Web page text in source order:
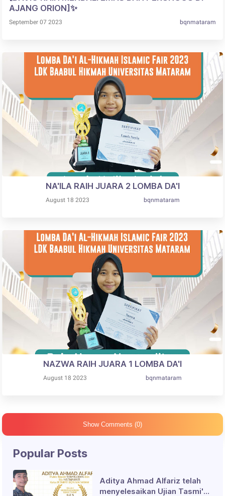
AJANG ORION]✨
September 07 2023 bqnmataram
NA'ILA RAIH JUARA 2 LOMBA DA'I
August 18 2023 bqnmataram
NAZWA RAIH JUARA 1 LOMBA DA'I
August 18 2023 bqnmataram
Show Comments (0)
Popular Posts
Aditya Ahmad Alfariz telah
menyelesaikan Ujian Tasmi'